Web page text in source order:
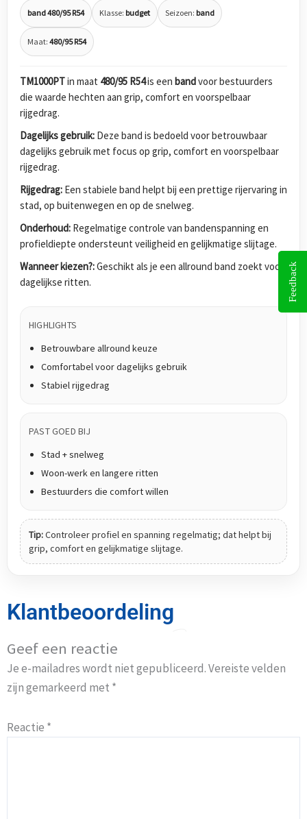
band 480/95 R54 Klasse: budget Seizoen: band
Maat: 480/95 R54
TM1000PTin maat 480/95 R54is een bandvoor bestuurders
die waarde hechten aan grip, comfort en voorspelbaar
rijgedrag.
Dagelijks gebruik: Deze band is bedoeld voor betrouwbaar
dagelijks gebruik met focus op grip, comfort en voorspelbaar
rijgedrag.
Rijgedrag: Een stabiele band helpt bij een prettige rijervaring in
stad, op buitenwegen en op de snelweg.
Onderhoud: Regelmatige controle van bandenspanning en
profieldiepte ondersteunt veiligheid en gelijkmatige slijtage.
Wanneer kiezen?:Geschikt als je een allround band zoekt voor
dagelijkse ritten.
HIGHLIGHTS
Betrouwbare allround keuze
Comfortabel voor dagelijks gebruik
Stabiel rijgedrag
PAST GOED BIJ
Stad + snelweg
Woon-werk en langere ritten
Bestuurders die comfort willen
Tip:Controleer profiel en spanning regelmatig; dat helpt bij
grip, comfort en gelijkmatige slijtage.
Klantbeoordeling
Geef een reactie
Je e-mailadres wordt niet gepubliceerd.Vereiste velden
zijn gemarkeerd met *
Reactie *
Feedback